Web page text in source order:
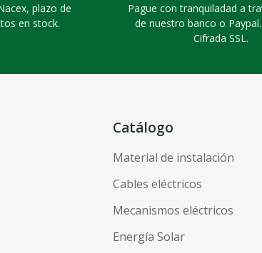
plazo de
en stock.
Pague con tranquiladad a
de nuestro banco o
Cifrada SSL.
Catálogo
Material de instalación
Cables eléctricos
Mecanismos eléctricos
Energía Solar